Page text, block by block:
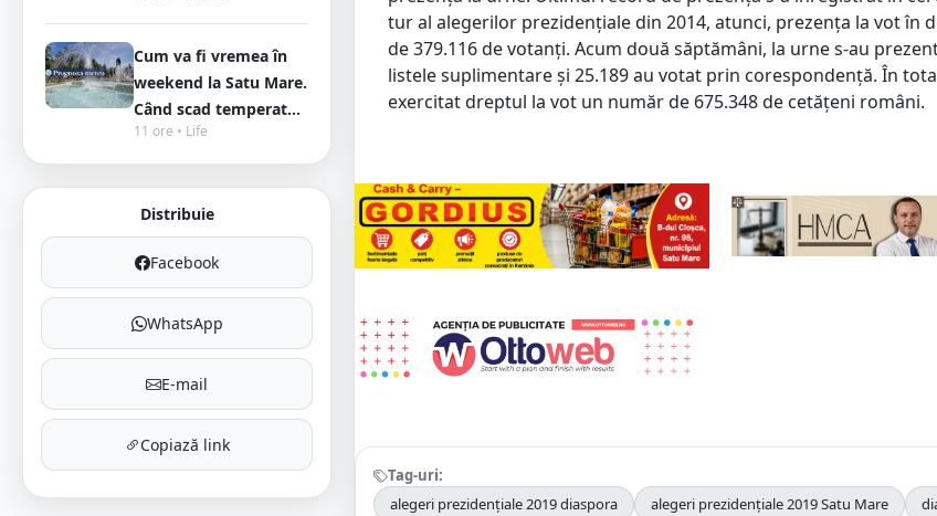
Cum va fi vremea în
weekend la Satu Mare.
Când scad temperat...
11 ore • Life
Distribuie
Facebook
WhatsApp
E-mail
Copiază link
tur al alegerilor prezidențiale din 2014, atunci, prezența la vot în
de 379.116 de votanți. Acum două săptămâni, la urne s-au
listele suplimentare și 25.189 au votat prin corespondență. În
exercitat dreptul la vot un număr de 675.348 de cetățeni români.
Tag-uri:
alegeri prezidențiale 2019 diaspora
alegeri prezidențiale 2019 Satu Mare